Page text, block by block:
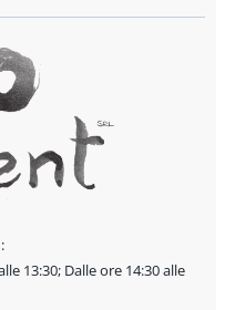
:
13:30; Dalle ore 14:30 alle